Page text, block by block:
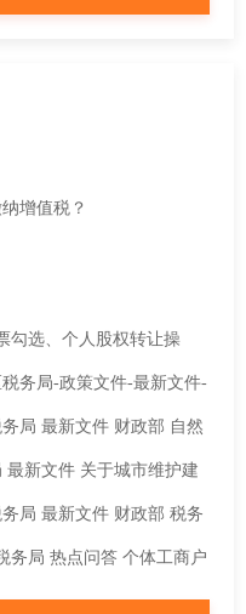
增值税？
勾选、个人股权转让操
务局-政策文件-最新文件-
度申报纳税期限的通知
局 最新文件 财政部 自然
权出让收益征收有关工作
最新文件 关于城市维护建
局 最新文件 财政部 税务
性有机物环境保护税试点
务局 热点问答 个体工商户
什么?